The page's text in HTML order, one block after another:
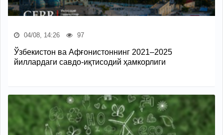
04/08, 14:26 97
Ўзбекистон ва Афғонистоннинг 2021–2025
йиллардаги савдо-иқтисодий ҳамкорлиги